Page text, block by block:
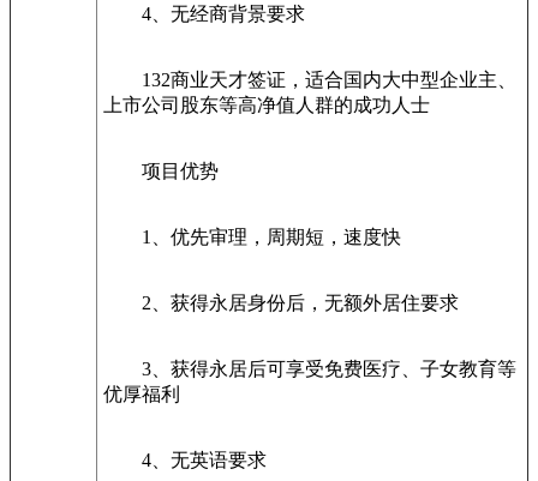
4、无经商背景要求
132商业天才签证，适合国内大中型企业主、
上市公司股东等高净值人群的成功人士
项目优势
1、优先审理，周期短，速度快
2、获得永居身份后，无额外居住要求
3、获得永居后可享受免费医疗、子女教育等
优厚福利
4、无英语要求